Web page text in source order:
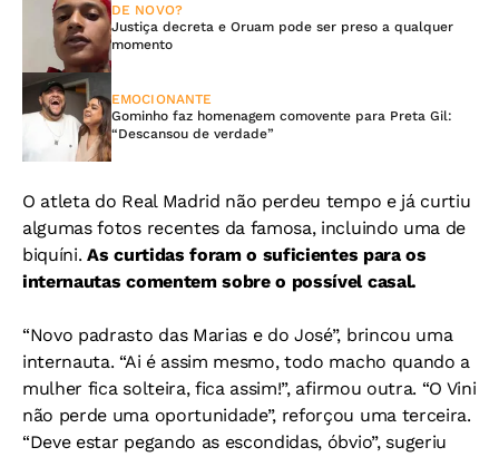
DE NOVO?
Justiça decreta e Oruam pode ser preso a qualquer
momento
EMOCIONANTE
Gominho faz homenagem comovente para Preta Gil:
“Descansou de verdade”
O atleta do Real Madrid não perdeu tempo e já curtiu
algumas fotos recentes da famosa, incluindo uma de
biquíni.As curtidas foram o suficientes para os
internautas comentem sobre o possível casal.
“Novo padrasto das Marias e do José”, brincou uma
internauta. “Ai é assim mesmo, todo macho quando a
mulher fica solteira, fica assim!”, afirmou outra. “O Vini
não perde uma oportunidade”, reforçou uma terceira.
“Deve estar pegando as escondidas, óbvio”, sugeriu